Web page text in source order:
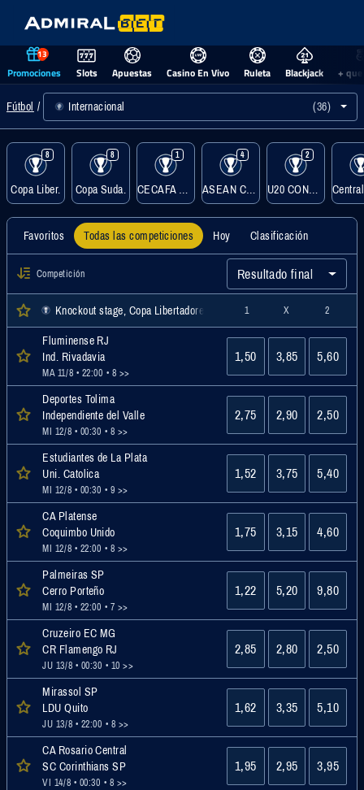
13
Promociones Slots Apuestas Casino En Vivo Ruleta Blackjack +
Fútbol Internacional (36)
8
Copa Liber.
8
Copa Suda.
1
CECAFA Kagame Cup
4
ASEAN Championship
2
U20 CONCACAF
Favoritos Todas las competiciones Hoy Clasificación
Competición Resultado final
Knockout stage, Copa Libertadores, Internacional
1 X 2
Fluminense RJ
Ind. Rivadavia
MA 11/8 • 22:00 • 8 >>
1,50 3,85 5,60
Deportes Tolima
Independiente del Valle
MI 12/8 • 00:30 • 8 >>
2,75 2,90 2,50
Estudiantes de La Plata
Uni. Catolica
MI 12/8 • 00:30 • 9 >>
1,52 3,75 5,40
CA Platense
Coquimbo Unido
MI 12/8 • 22:00 • 8 >>
1,75 3,15 4,60
Palmeiras SP
Cerro Porteño
MI 12/8 • 22:00 • 7 >>
1,22 5,20 9,80
Cruzeiro EC MG
CR Flamengo RJ
JU 13/8 • 00:30 • 10 >>
2,85 2,80 2,50
Mirassol SP
LDU Quito
JU 13/8 • 22:00 • 8 >>
1,62 3,35 5,10
CA Rosario Central
SC Corinthians SP
VI 14/8 • 00:30 • 8 >>
1,95 2,95 3,95